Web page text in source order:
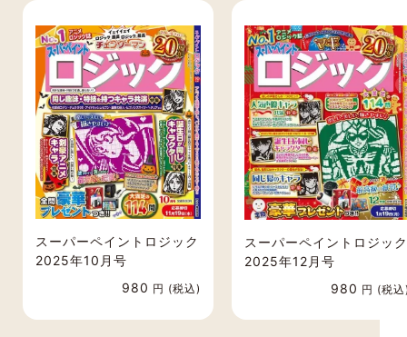
沖縄県はご利用いただけません。
■ゆうメール
送料無料でお届けいたします。
土日祝の配送はなく、お届けまでお時間をい
ただく場合がございます。
状況により、1週間ほどかかる場合もございま
す。
代金引換をご利用の場合は、別途手数料600
円を頂戴いたします。
定期購読の途中解約や支払完了後のご返金は
原則として行っておりません。
予めご了承ください。
ご連絡ください。
代引きの場合のみ、最初の1冊目がゆうパック
スーパーペイントロジック
2025年10月号
980 円 (税込)
スーパーペイントロジック
2025年12月号
980 円 (税